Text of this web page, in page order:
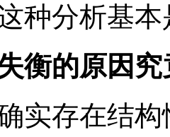
种分析基
衡的原因
实存在结